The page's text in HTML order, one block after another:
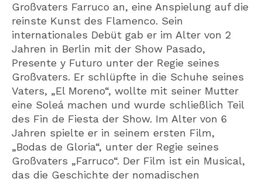
Großvaters Farruco an, eine Anspielung auf die
reinste Kunst des Flamenco. Sein
internationales Debüt gab er im Alter von 2
Jahren in Berlin mit der Show Pasado,
Presente y Futuro unter der Regie seines
Großvaters. Er schlüpfte in die Schuhe seines
Vaters, „El Moreno“, wollte mit seiner Mutter
eine Soleá machen und wurde schließlich Teil
des Fin de Fiesta der Show. Im Alter von 6
Jahren spielte er in seinem ersten Film,
„Bodas de Gloria“, unter der Regie seines
Großvaters „Farruco“. Der Film ist ein Musical,
das die Geschichte der nomadischen